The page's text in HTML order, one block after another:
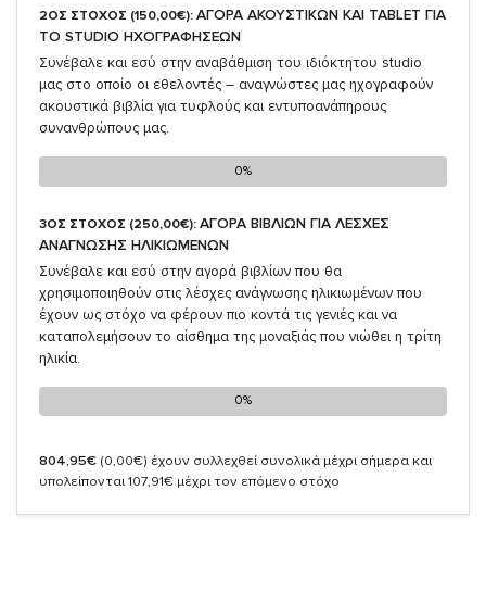
2ΟΣ ΣΤΟΧΟΣ (150,00€): ΑΓΟΡΑ ΑΚΟΥΣΤΙΚΩΝ ΚΑΙ TABLET ΓΙΑ
TO STUDIO ΗΧΟΓΡΑΦΗΣΕΩΝ
Συνέβαλε και εσύ στην αναβάθμιση του ιδιόκτητου studio
μας στο οποίο οι εθελοντές – αναγνώστες μας ηχογραφούν
ακουστικά βιβλία για τυφλούς και εντυποανάπηρους
συνανθρώπους μας.
0%
0%
3ΟΣ ΣΤΟΧΟΣ (250,00€): ΑΓΟΡΑ ΒΙΒΛΙΩΝ ΓΙΑ ΛΕΣΧΕΣ
ΑΝΑΓΝΩΣΗΣ ΗΛΙΚΙΩΜΕΝΩΝ
Συνέβαλε και εσύ στην αγορά βιβλίων που θα
χρησιμοποιηθούν στις λέσχες ανάγνωσης ηλικιωμένων που
έχουν ως στόχο να φέρουν πιο κοντά τις γενιές και να
καταπολεμήσουν το αίσθημα της μοναξιάς που νιώθει η τρίτη
ηλικία.
0%
0%
804,95€ (0,00€) έχουν συλλεχθεί συνολικά μέχρι σήμερα και
υπολείπονται 107,91€ μέχρι τον επόμενο στόχο